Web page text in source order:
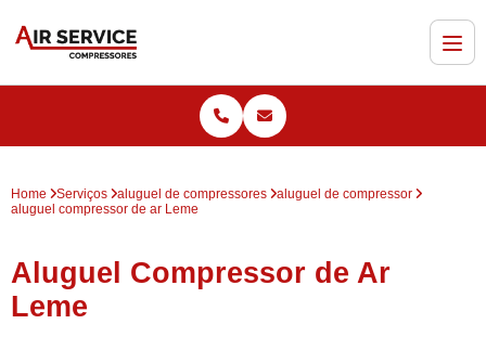
Home Serviços aluguel de compressores
aluguel de compressor
aluguel compressor de ar Leme
Aluguel Compressor de Ar
Leme